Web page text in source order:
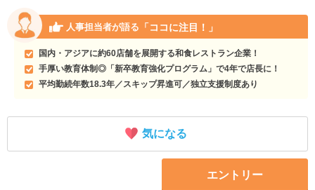
人事担当者が語る 「ココに注目！」
国内・アジアに約60店舗を展開する和食レストラン企業！
手厚い教育体制◎「新卒教育強化プログラム」で4年で店長に！
平均勤続年数18.3年／スキップ昇進可／独立支援制度あり
気になる
エントリー